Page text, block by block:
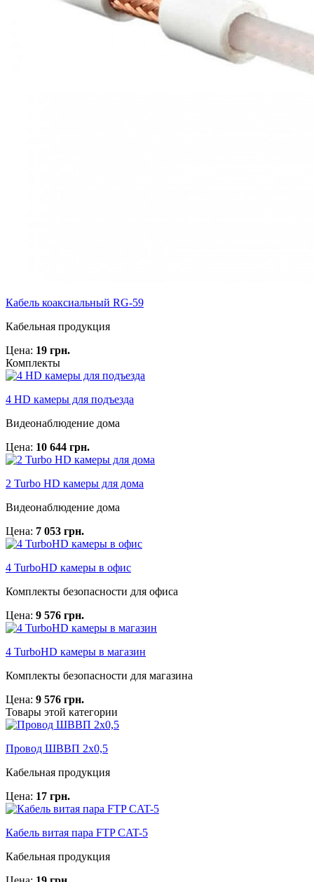
Кабель коаксиальный RG-59
Кабельная продукция
Цена: 19 грн.
Комплекты
4 HD камеры для подъезда
Видеонаблюдение дома
Цена: 10 644 грн.
2 Turbo HD камеры для дома
Видеонаблюдение дома
Цена: 7 053 грн.
4 TurboHD камеры в офис
Комплекты безопасности для офиса
Цена: 9 576 грн.
4 TurboHD камеры в магазин
Комплекты безопасности для магазина
Цена: 9 576 грн.
Товары этой категории
Провод ШВВП 2х0,5
Кабельная продукция
Цена: 17 грн.
Кабель витая пара FTP CAT-5
Кабельная продукция